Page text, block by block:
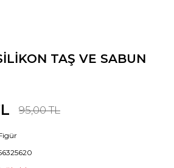
TAŞ VE SABUN
95,00 TL